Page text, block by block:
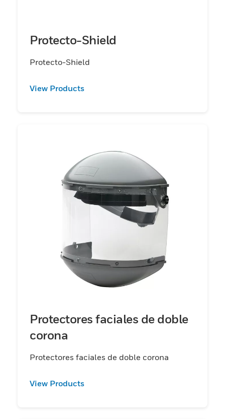
Protecto-Shield
Protecto-Shield
View Products
Protectores faciales de doble
corona
Protectores faciales de doble corona
View Products